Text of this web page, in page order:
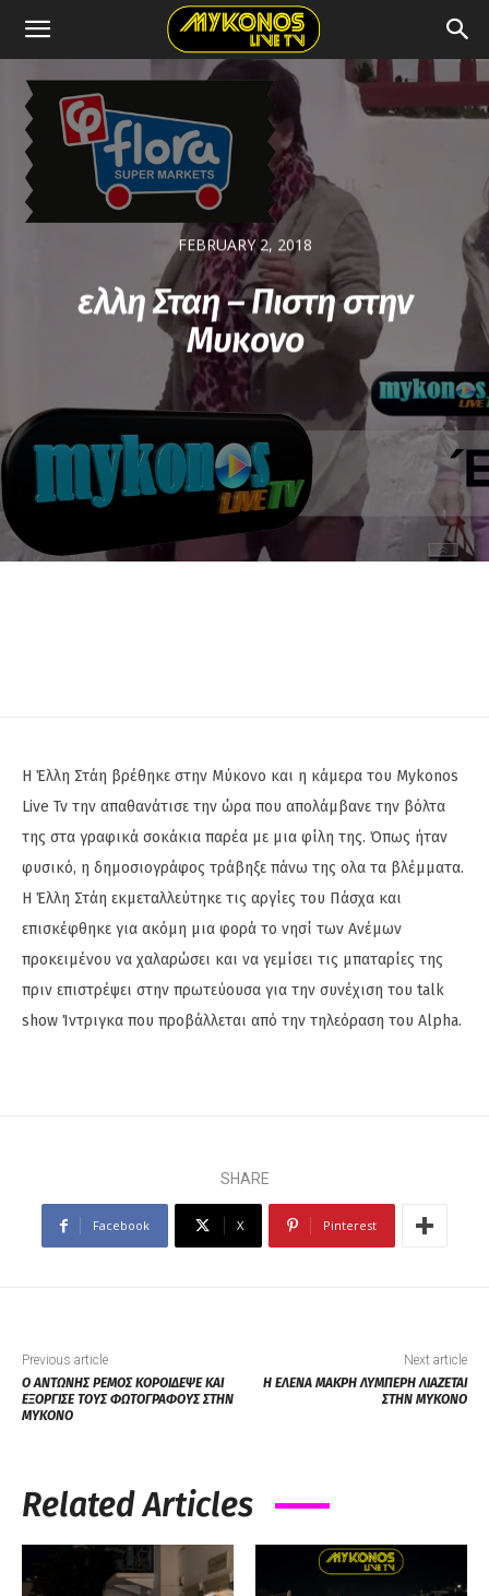
FEBRUARY 2, 2018
ελλη Σταη – Πιστη στην
Μυκονο
Η Έλλη Στάη βρέθηκε στην Μύκονο και η κάμερα του Mykonos
Live Tv την απαθανάτισε την ώρα που απολάμβανε την βόλτα
της στα γραφικά σοκάκια παρέα με μια φίλη της. Όπως ήταν
φυσικό, η δημοσιογράφος τράβηξε πάνω της oλα τα βλέμματα.
Η Έλλη Στάη εκμεταλλεύτηκε τις αργίες του Πάσχα και
επισκέφθηκε για ακόμη μια φορά το νησί των Ανέμων
προκειμένου να χαλαρώσει και να γεμίσει τις μπαταρίες της
πριν επιστρέψει στην πρωτεύουσα για την συνέχιση του talk
show Ίντριγκα που προβάλλεται από την τηλεόραση του Alpha.
SHARE
Facebook X Pinterest
Previous article
Ο ΑΝΤΩΝΗΣ ΡΕΜΟΣ ΚΟΡΟΙΔΕΨΕ ΚΑΙ
ΕΞΟΡΓΙΣΕ ΤΟΥΣ ΦΩΤΟΓΡΑΦΟΥΣ ΣΤΗΝ
ΜΥΚΟΝΟ
Next article
Η ΕΛΕΝΑ ΜΑΚΡΗ ΛΥΜΠΕΡΗ ΛΙΑΖΕΤΑΙ
ΣΤΗΝ ΜΥΚΟΝΟ
Related Articles